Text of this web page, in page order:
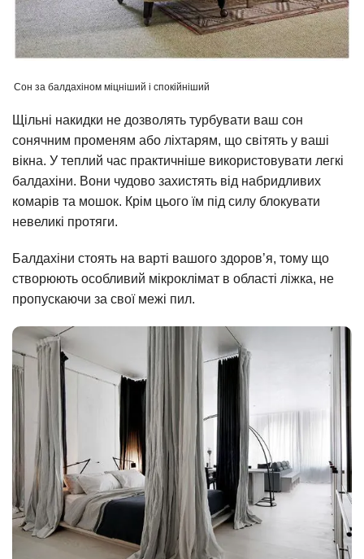
Сон за балдахіном міцніший і спокійніший
Щільні накидки не дозволять турбувати ваш сон
сонячним променям або ліхтарям, що світять у ваші
вікна. У теплий час практичніше використовувати легкі
балдахіни. Вони чудово захистять від набридливих
комарів та мошок. Крім цього їм під силу блокувати
невеликі протяги.
Балдахіни стоять на варті вашого здоров’я, тому що
створюють особливий мікроклімат в області ліжка, не
пропускаючи за свої межі пил.